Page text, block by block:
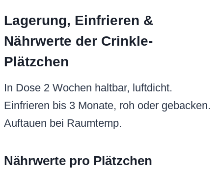
Lagerung, Einfrieren &
Nährwerte der Crinkle-
Plätzchen
In Dose 2 Wochen haltbar, luftdicht.
Einfrieren bis 3 Monate, roh oder gebacken.
Auftauen bei Raumtemp.
Nährwerte pro Plätzchen